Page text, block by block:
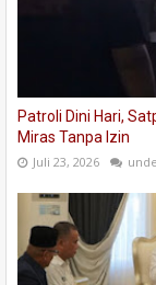
Patroli Dini Hari,
Miras Tanpa Izin
Juli 23, 2026